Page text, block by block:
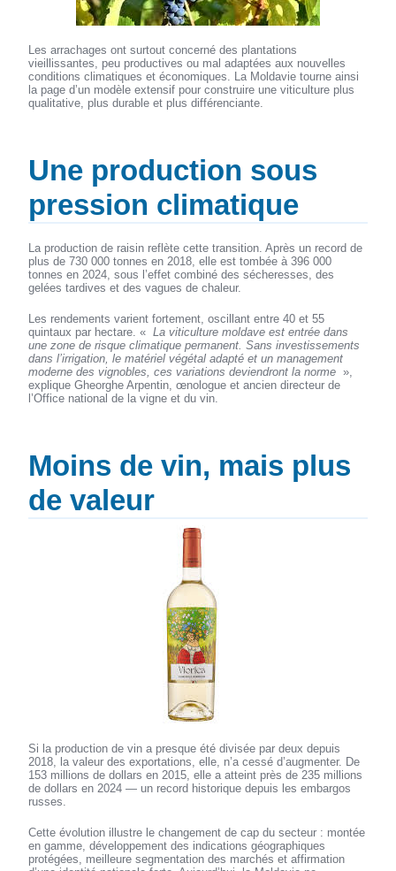
Les arrachages ont surtout concerné des plantations
vieillissantes, peu productives ou mal adaptées aux nouvelles
conditions climatiques et économiques. La Moldavie tourne ainsi
la page d’un modèle extensif pour construire une viticulture plus
qualitative, plus durable et plus différenciante.
Une production sous
pression climatique
La production de raisin reflète cette transition. Après un record de
plus de 730 000 tonnes en 2018, elle est tombée à 396 000
tonnes en 2024, sous l’effet combiné des sécheresses, des
gelées tardives et des vagues de chaleur.
Les rendements varient fortement, oscillant entre 40 et 55
quintaux par hectare. « La viticulture moldave est entrée dans
une zone de risque climatique permanent. Sans investissements
dans l’irrigation, le matériel végétal adapté et un management
moderne des vignobles, ces variations deviendront la norme »,
explique Gheorghe Arpentin, œnologue et ancien directeur de
l’Office national de la vigne et du vin.
Moins de vin, mais plus
de valeur
Si la production de vin a presque été divisée par deux depuis
2018, la valeur des exportations, elle, n’a cessé d’augmenter. De
153 millions de dollars en 2015, elle a atteint près de 235 millions
de dollars en 2024 — un record historique depuis les embargos
russes.
Cette évolution illustre le changement de cap du secteur : montée
en gamme, développement des indications géographiques
protégées, meilleure segmentation des marchés et affirmation